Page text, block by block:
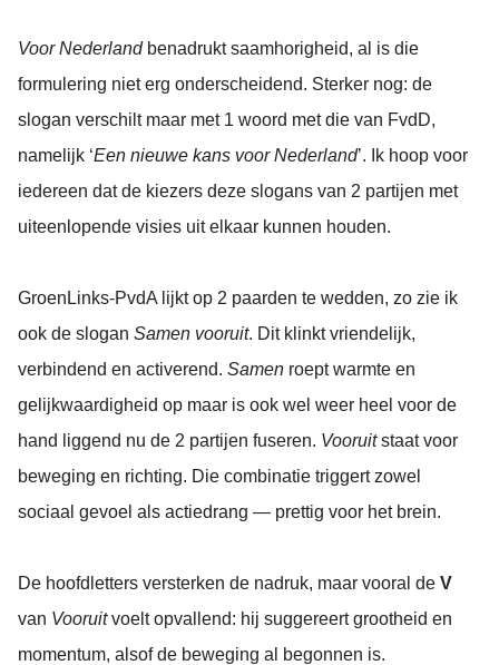
Voor Nederlandbenadrukt saamhorigheid, al is die
formulering niet erg onderscheidend. Sterker nog: de
slogan verschilt maar met 1 woord met die van FvdD,
namelijk ‘Een nieuwe kans voor Nederland’. Ik hoop voor
iedereen dat de kiezers deze slogans van 2 partijen met
uiteenlopende visies uit elkaar kunnen houden.
GroenLinks-PvdA lijkt op 2 paarden te wedden, zo zie ik
ook de slogan Samen vooruit. Dit klinkt vriendelijk,
verbindend en activerend. Samen roept warmte en
gelijkwaardigheid op maar is ook wel weer heel voor de
hand liggend nu de 2 partijen fuseren. Vooruitstaat voor
beweging en richting. Die combinatie triggert zowel
sociaal gevoel als actiedrang — prettig voor het brein.
De hoofdletters versterken de nadruk, maar vooral de V
van Vooruitvoelt opvallend: hij suggereert grootheid en
momentum, alsof de beweging al begonnen is.